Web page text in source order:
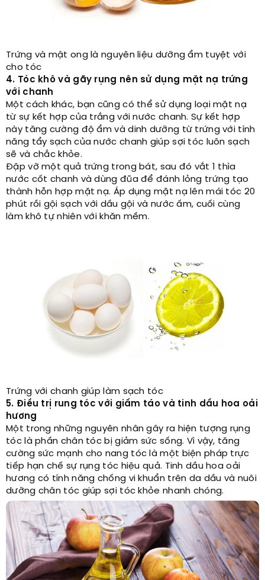
Trứng và mật ong là nguyên liệu dưỡng ẩm tuyệt với
cho tóc
4. Tóc khô và gãy rụng nên sử dụng mặt nạ trứng
với chanh
Một cách khác, bạn cũng có thể sử dụng loại mặt nạ
từ sự kết hợp của trắng với nước chanh. Sự kết hợp
này tăng cường độ ẩm và dinh dưỡng từ trứng với tính
năng tẩy sạch của nước chanh giúp sợi tóc luôn sạch
sẽ và chắc khỏe.
Đập vỡ một quả trứng trong bát, sau đó vắt 1 thìa
nước cốt chanh và dùng đũa để đánh lỏng trứng tạo
thành hỗn hợp mặt nạ. Áp dụng mặt nạ lên mái tóc 20
phút rồi gội sạch với dầu gội và nước ấm, cuối cùng
làm khô tự nhiên với khăn mềm.
Trứng với chanh giúp làm sạch tóc
5. Điều trị rung tóc với giấm táo và tinh dầu hoa oải
hương
Một trong những nguyên nhân gây ra hiện tượng rụng
tóc là phần chân tóc bị giảm sức sống. Vì vậy, tăng
cường sức mạnh cho nang tóc là một biện pháp trực
tiếp hạn chế sự rụng tóc hiệu quả. Tinh dầu hoa oải
hương có tính năng chống vi khuẩn trên da dầu và nuôi
dưỡng chân tóc giúp sợi tóc khỏe nhanh chóng.